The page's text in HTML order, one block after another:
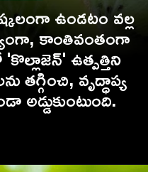
ఉండటం వల్ల
కాంతివంతంగా
ఉత్పత్తిని
తగ్గించి, వృద్ధాప్య